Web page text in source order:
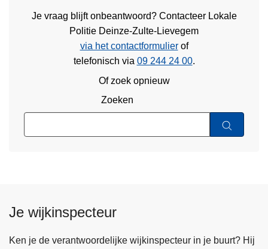
Je vraag blijft onbeantwoord? Contacteer Lokale
Politie Deinze-Zulte-Lievegem
via het contactformulierof
telefonisch via 09 244 24 00.
Of zoek opnieuw
Zoeken
Je wijkinspecteur
Ken je de verantwoordelijke wijkinspecteur in je buurt? Hij